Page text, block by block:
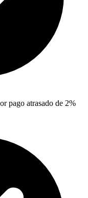
pago atrasado de 2%